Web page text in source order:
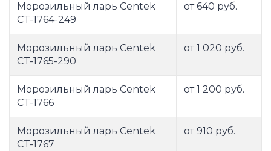
Морозильный ларь Centek
CT-1764-249
от 640 руб.
Морозильный ларь Centek
CT-1765-290
от 1 020 руб.
Морозильный ларь Centek
CT-1766
от 1 200 руб.
Морозильный ларь Centek
CT-1767
от 910 руб.